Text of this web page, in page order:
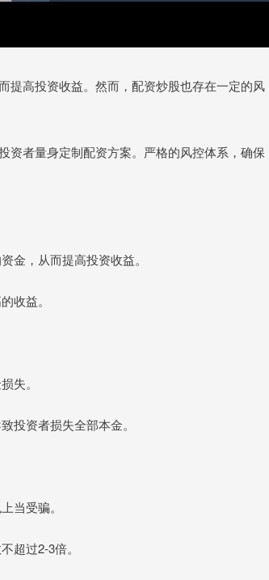
提高投资收益。然而，配资炒股也存在一定的风
资者量身定制配资方案。严格的风控体系，确保
金，从而提高投资收益。
收益。
失。
投资者损失全部本金。
当受骗。
超过2-3倍。